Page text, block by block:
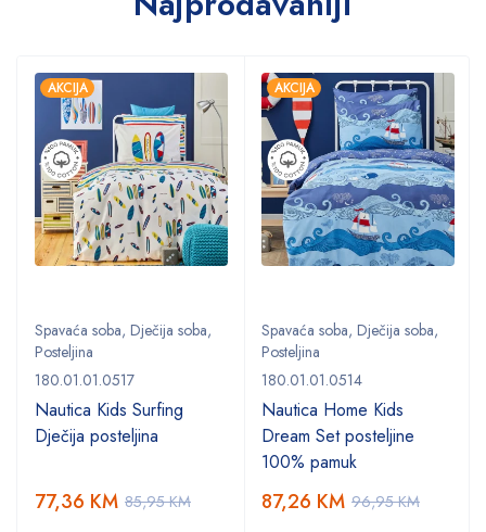
AKCIJA
Spavaća soba, Dječija soba,
Posteljina
180.01.01.0517
Nautica Kids Surfing
Dječija posteljina
85,95KM
77,36 KM
AKCIJA
Spavaća soba, Dječija soba,
Posteljina
180.01.01.0514
Nautica Home Kids
Dream Set posteljine
100% pamuk
96,95KM
87,26 KM